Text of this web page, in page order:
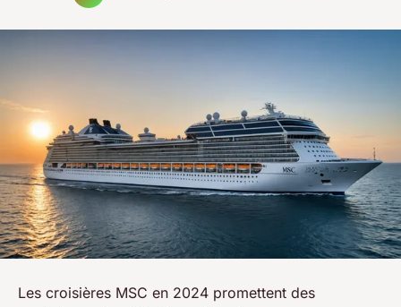
Les croisières MSC en 2024 promettent des